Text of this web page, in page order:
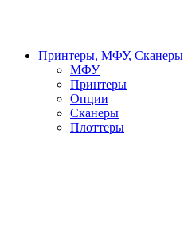
Принтеры, МФУ, Сканеры
МФУ
Принтеры
Опции
Сканеры
Плоттеры